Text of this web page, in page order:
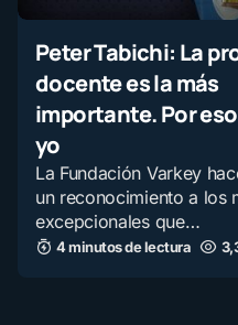
Peter Tabichi: La
docente es la más
importante. Por
yo
La Fundación Varkey
un reconocimiento a los
excepcionales que…
4 minutos de lectura